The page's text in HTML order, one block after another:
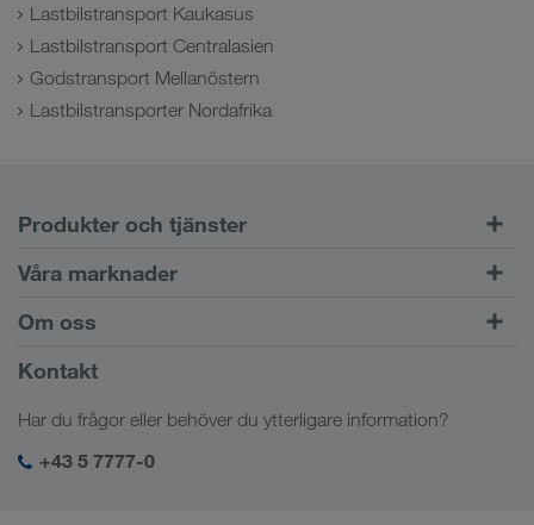
Lastbilstransport Kaukasus
Lastbilstransport Centralasien
Godstransport Mellanöstern
Lastbilstransporter Nordafrika
Produkter och tjänster
Vägtransport
Kundportalen CONNECT
Digitala lösningar
Branschlösningar
Våra marknader
Europa
Kaukasus
Centralasien
Mellanöstern
Om oss
Företagsinformation
Socialt ansvar
SHEQ-management
Kontakt
Har du frågor eller behöver du ytterligare information?
+43 5 7777-0